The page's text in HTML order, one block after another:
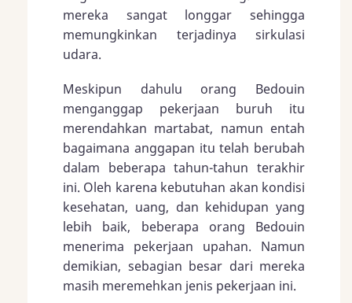
mereka sangat longgar sehingga
memungkinkan terjadinya sirkulasi
udara.
Meskipun dahulu orang Bedouin
menganggap pekerjaan buruh itu
merendahkan martabat, namun entah
bagaimana anggapan itu telah berubah
dalam beberapa tahun-tahun terakhir
ini. Oleh karena kebutuhan akan kondisi
kesehatan, uang, dan kehidupan yang
lebih baik, beberapa orang Bedouin
menerima pekerjaan upahan. Namun
demikian, sebagian besar dari mereka
masih meremehkan jenis pekerjaan ini.